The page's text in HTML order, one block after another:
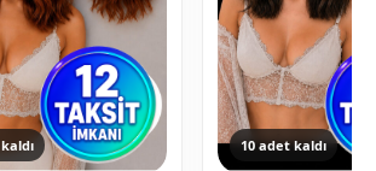
10 adet kaldı